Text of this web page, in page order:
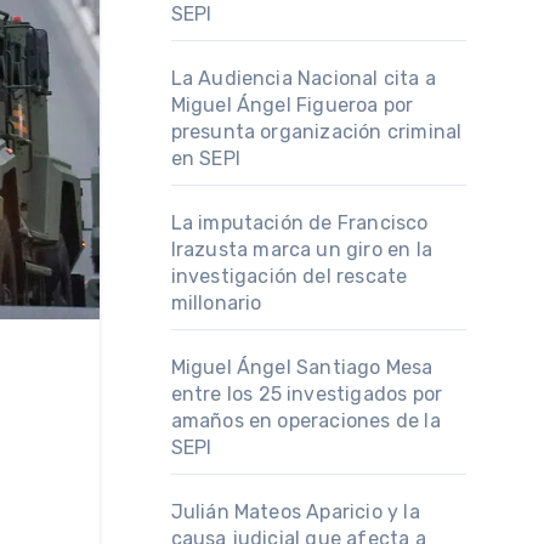
SEPI
La Audiencia Nacional cita a
Miguel Ángel Figueroa por
presunta organización criminal
en SEPI
La imputación de Francisco
Irazusta marca un giro en la
investigación del rescate
millonario
Miguel Ángel Santiago Mesa
entre los 25 investigados por
amaños en operaciones de la
SEPI
Julián Mateos Aparicio y la
causa judicial que afecta a